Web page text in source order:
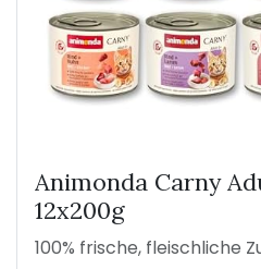
Animonda Carny
12x200g
100% frische, fleischliche